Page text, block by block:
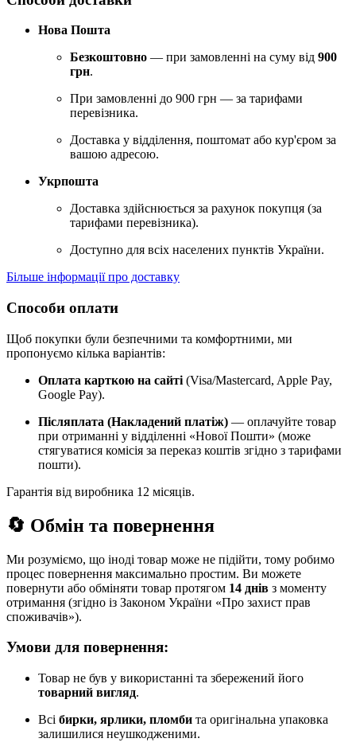
Нова Пошта
Безкоштовно — при замовленні на суму від 900
грн.
При замовленні до 900 грн — за тарифами
перевізника.
Доставка у відділення, поштомат або кур'єром за
вашою адресою.
Укрпошта
Доставка здійснюється за рахунок покупця (за
тарифами перевізника).
Доступно для всіх населених пунктів України.
Більше інформації про доставку
Способи оплати
Щоб покупки були безпечними та комфортними, ми
пропонуємо кілька варіантів:
Оплата карткою на сайті (Visa/Mastercard, Apple Pay,
Google Pay).
Післяплата (Накладений платіж) — оплачуйте товар
при отриманні у відділенні «Нової Пошти» (може
стягуватися комісія за переказ коштів згідно з тарифами
пошти).
Гарантія від виробника 12 місяців.
🔄 Обмін та повернення
Ми розуміємо, що іноді товар може не підійти, тому робимо
процес повернення максимально простим. Ви можете
повернути або обміняти товар протягом 14 днів з моменту
отримання (згідно із Законом України «Про захист прав
споживачів»).
Умови для повернення:
Товар не був у використанні та збережений його
товарний вигляд.
Всі бирки, ярлики, пломби та оригінальна упаковка
залишилися неушкодженими.